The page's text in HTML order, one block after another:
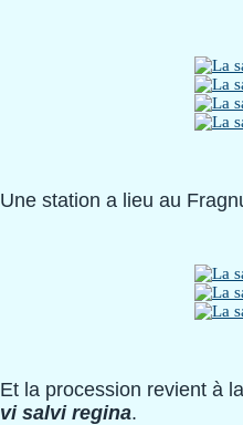
Une station a lieu au
Et la procession revient à
vi salvi regina.